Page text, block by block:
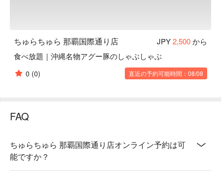
ちゅらちゅら 那覇国際通り店 JPY2,500から
食べ放題｜沖縄名物アグー豚のしゃぶしゃぶ
0 (0) 直近の予約可能時間：08/08
FAQ
ちゅらちゅら 那覇国際通り店オンライン予約は可
能ですか？